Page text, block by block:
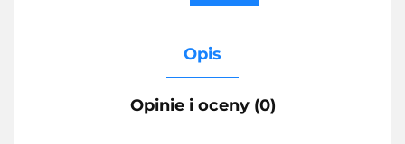
Opis
Opinie i oceny (0)